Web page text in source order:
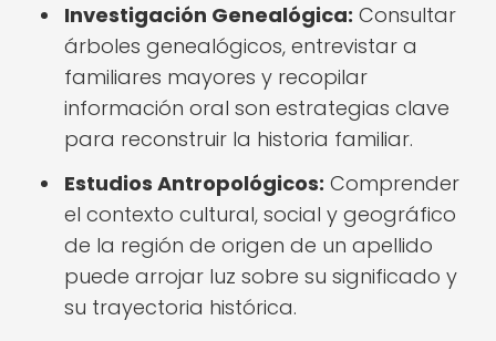
Investigación Genealógica: Consultar
árboles genealógicos, entrevistar a
familiares mayores y recopilar
información oral son estrategias clave
para reconstruir la historia familiar.
Estudios Antropológicos: Comprender
el contexto cultural, social y geográfico
de la región de origen de un apellido
puede arrojar luz sobre su significado y
su trayectoria histórica.